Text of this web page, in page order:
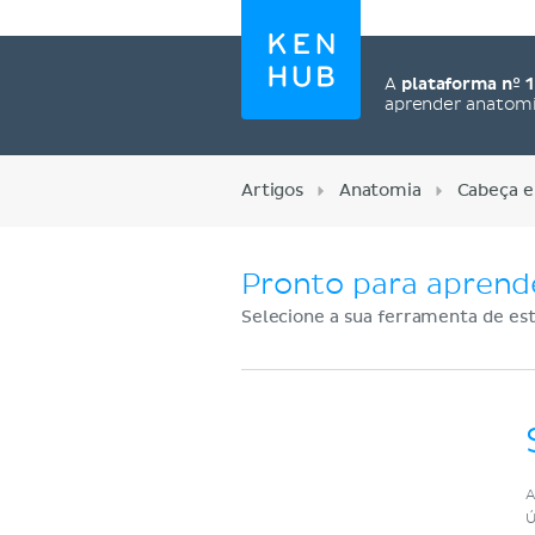
A plataforma nº 1
aprender
Artigos Anatomia Cabeça
Pronto para
Selecione a sua ferramenta de